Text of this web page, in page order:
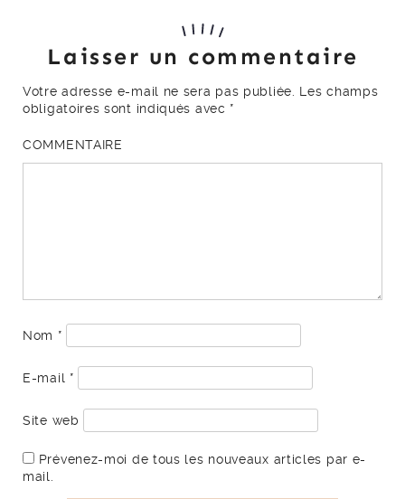
Laisser un commentaire
Votre adresse e-mail ne sera pas publiée.
Les champs
obligatoires sont indiqués avec *
COMMENTAIRE
Nom *
E-mail *
Site web
Prévenez-moi de tous les nouveaux articles par e-
mail.